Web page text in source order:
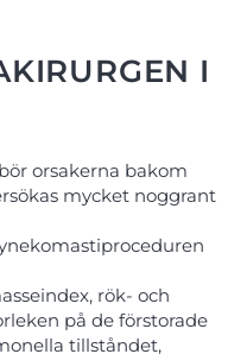
I
orsakerna bakom
mycket noggrant
rök- och
på de förstorade
tillståndet,